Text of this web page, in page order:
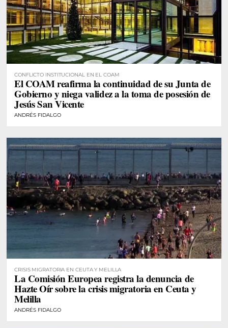
CONFLICTO INSTITUCIONAL EN EL COAM
El COAM reafirma la continuidad de su Junta de
Gobierno y niega validez a la toma de posesión de
Jesús San Vicente
ANDRÉS FIDALGO
CRISIS MIGRATORIA EN CEUTA Y MELILLA
La Comisión Europea registra la denuncia de
Hazte Oír sobre la crisis migratoria en Ceuta y
Melilla
ANDRÉS FIDALGO